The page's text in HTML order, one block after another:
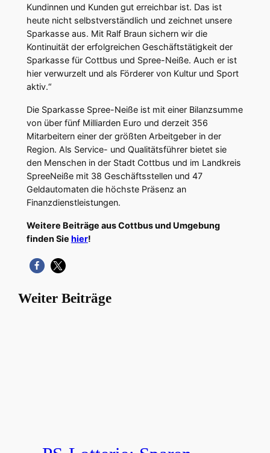
Kundinnen und Kunden gut erreichbar ist. Das ist
heute nicht selbstverständlich und zeichnet unsere
Sparkasse aus. Mit Ralf Braun sichern wir die
Kontinuität der erfolgreichen Geschäftstätigkeit der
Sparkasse für Cottbus und Spree-Neiße. Auch er ist
hier verwurzelt und als Förderer von Kultur und Sport
aktiv.“
Die Sparkasse Spree-Neiße ist mit einer Bilanzsumme
von über fünf Milliarden Euro und derzeit 356
Mitarbeitern einer der größten Arbeitgeber in der
Region. Als Service- und Qualitätsführer bietet sie
den Menschen in der Stadt Cottbus und im Landkreis
SpreeNeiße mit 38 Geschäftsstellen und 47
Geldautomaten die höchste Präsenz an
Finanzdienstleistungen.
Weitere Beiträge aus Cottbus und Umgebung
finden Sie hier!
Weiter Beiträge